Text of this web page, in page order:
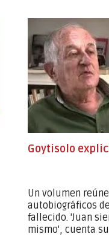
Goytisolo
Un volumen
autobiográficos
fallecido. 'Juan
mismo', cuenta